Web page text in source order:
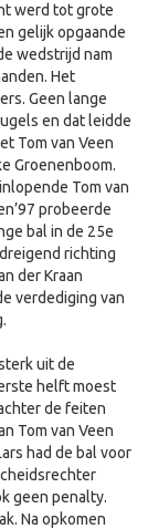
werd tot grote
gelijk opgaande
wedstrijd nam
Het
Geen lange
en dat leidde
Tom van Veen
Groenenboom.
Tom van
probeerde
bal in de 25e
richting
der Kraan
verdediging van
uit de
helft moest
de feiten
Tom van Veen
had de bal voor
geen penalty.
Na opkomen